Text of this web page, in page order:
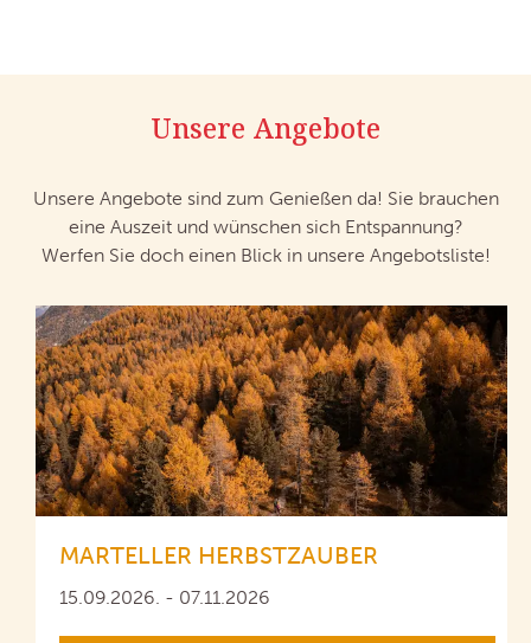
Unsere Angebote
Unsere Angebote sind zum Genießen da! Sie brauchen
eine Auszeit und wünschen sich Entspannung?
Werfen Sie doch einen Blick in unsere Angebotsliste!
MARTELLER HERBSTZAUBER
15.09.2026. - 07.11.2026